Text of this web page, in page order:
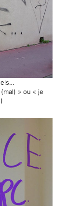
» ou « je